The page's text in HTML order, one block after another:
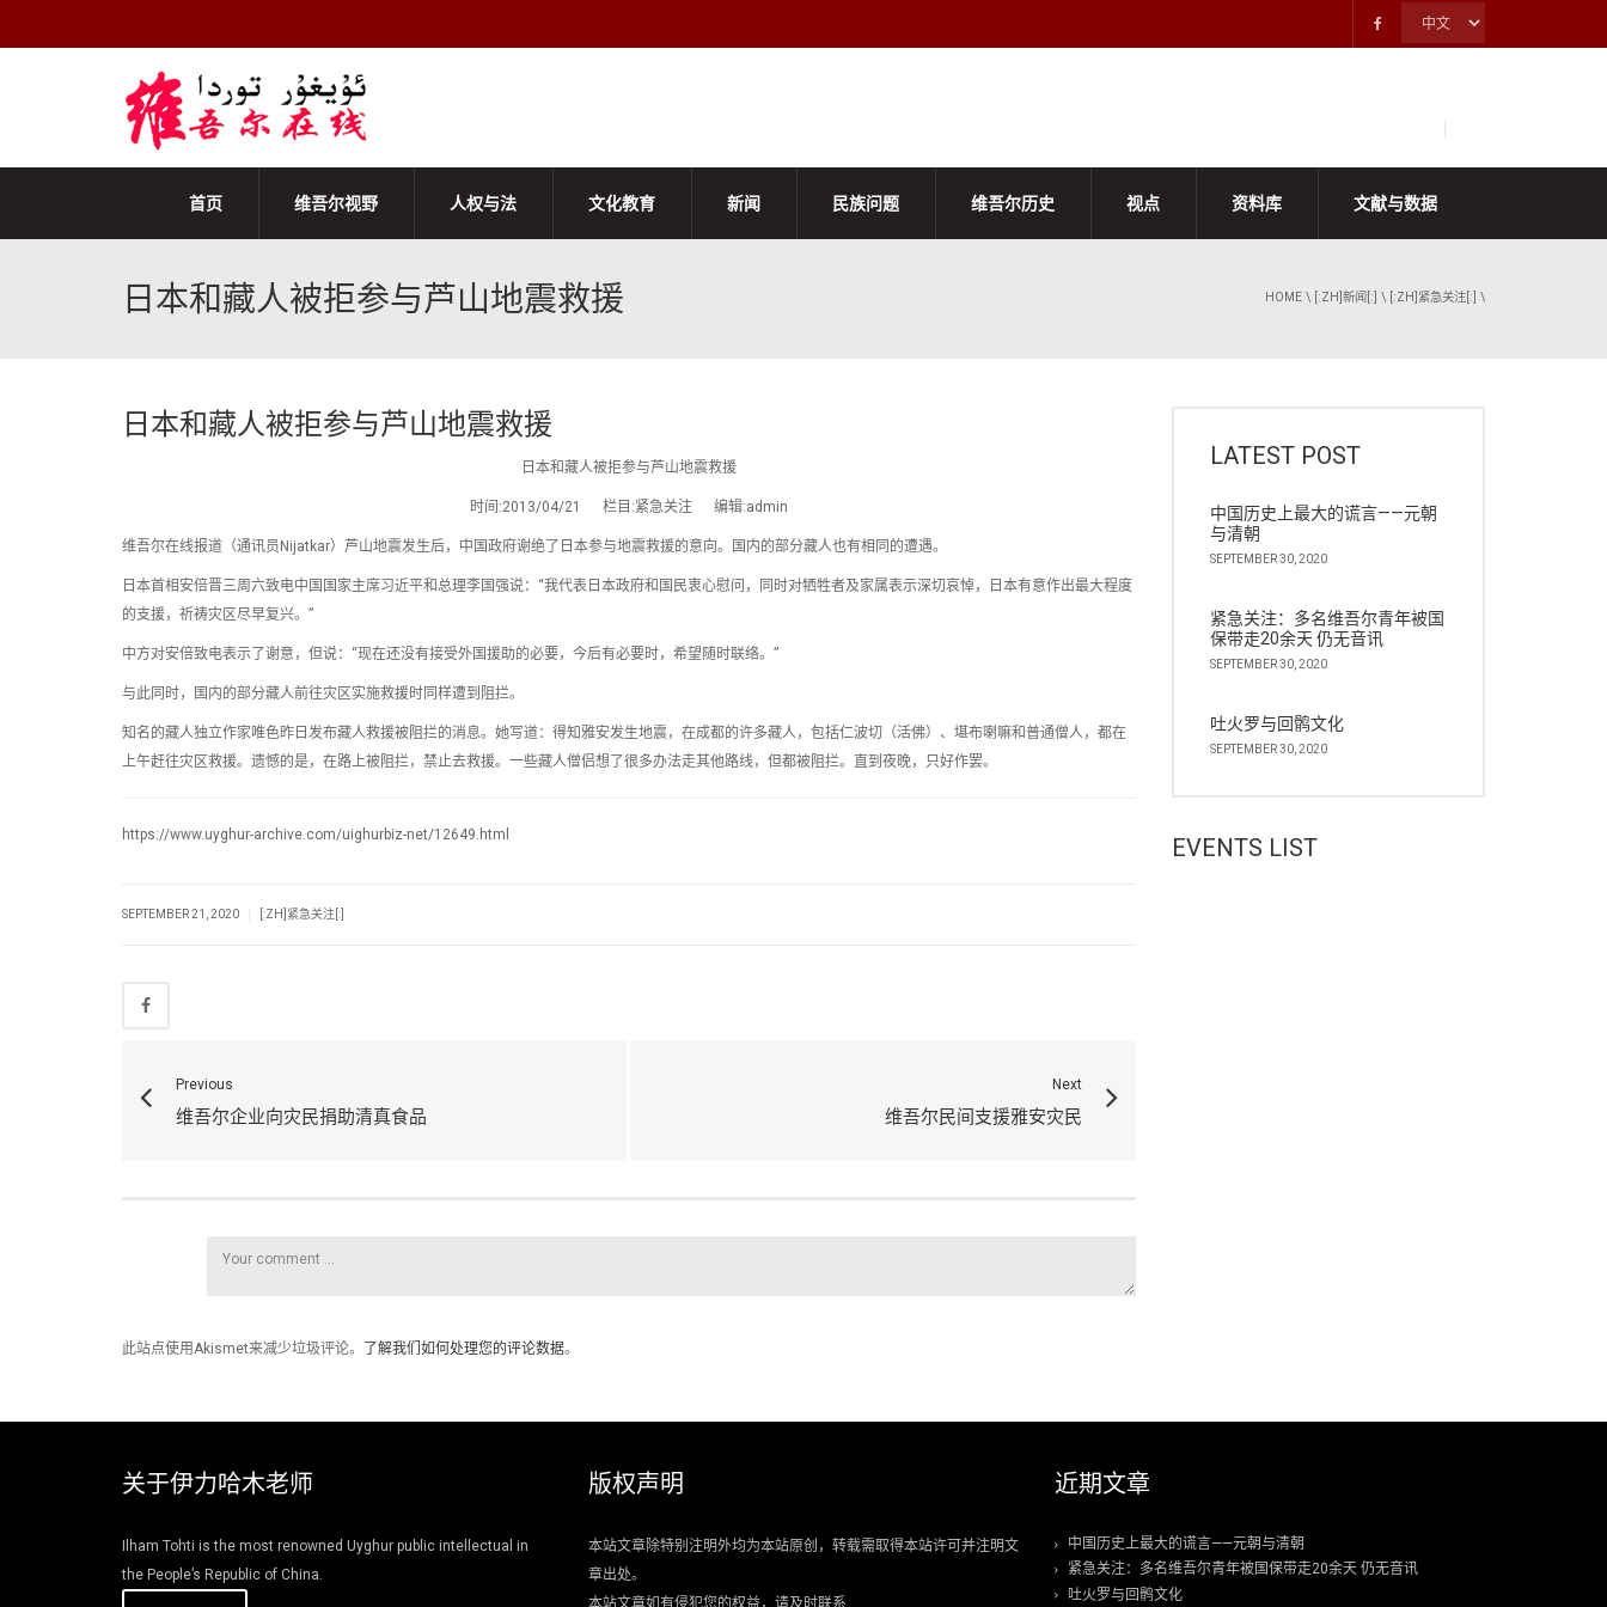
首页 维吾尔视野 人权与法 文化教育 新闻 民族问题 维吾尔历史 视点 资料库 文献与数据
日本和藏人被拒参与芦山地震救援 HOME \ [:ZH]新闻[:] \ [:ZH]紧急关注[:] \
日本和藏人被拒参与芦山地震救援
日本和藏人被拒参与芦山地震救援
时间:2013/04/21 栏目:紧急关注 编辑:admin
维吾尔在线报道（通讯员Nijatkar）芦山地震发生后，中国政府谢绝了日本参与地震救援的意向。国内的部分藏人也有相同的遭遇。
日本首相安倍晋三周六致电中国国家主席习近平和总理李国强说：“我代表日本政府和国民衷心慰问，同时对牺牲者及家属表示深切哀悼，日本有意作出最大程度
的支援，祈祷灾区尽早复兴。”
中方对安倍致电表示了谢意，但说：“现在还没有接受外国援助的必要，今后有必要时，希望随时联络。”
与此同时，国内的部分藏人前往灾区实施救援时同样遭到阻拦。
知名的藏人独立作家唯色昨日发布藏人救援被阻拦的消息。她写道：得知雅安发生地震，在成都的许多藏人，包括仁波切（活佛）、堪布喇嘛和普通僧人，都在
上午赶往灾区救援。遗憾的是，在路上被阻拦，禁止去救援。一些藏人僧侣想了很多办法走其他路线，但都被阻拦。直到夜晚，只好作罢。
https://www.uyghur-archive.com/uighurbiz-net/12649.html
SEPTEMBER 21, 2020 [:ZH]紧急关注[:]
Previous
维吾尔企业向灾民捐助清真食品
Next
维吾尔民间支援雅安灾民
此站点使用Akismet来减少垃圾评论。 了解我们如何处理您的评论数据。
LATEST POST
中国历史上最大的谎言——元朝
与清朝
SEPTEMBER 30, 2020
紧急关注：多名维吾尔青年被国
保带走20余天 仍无音讯
SEPTEMBER 30, 2020
吐火罗与回鹘文化
SEPTEMBER 30, 2020
EVENTS LIST
关于伊力哈木老师
Ilham Tohti is the most renowned Uyghur public intellectual in
the People’s Republic of China.
版权声明
本站文章除特别注明外均为本站原创，转载需取得本站许可并注明文
章出处。
本站文章如有侵犯您的权益，请及时联系.
近期文章
中国历史上最大的谎言——元朝与清朝
紧急关注：多名维吾尔青年被国保带走20余天 仍无音讯
吐火罗与回鹘文化